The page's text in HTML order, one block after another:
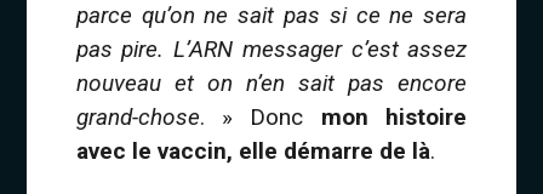
parce qu’on ne sait pas si ce ne sera
pas pire. L’ARN messager c’est assez
nouveau et on n’en sait pas encore
grand-chose. » Donc mon histoire
avec le vaccin, elle démarre de là.